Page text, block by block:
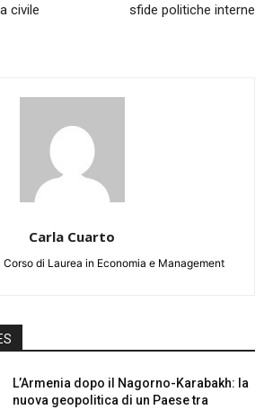
civile
sfide politiche interne
Carla Cuarto
di Laurea in Economia e Management
L’Armenia dopo il Nagorno-Karabakh: la
nuova geopolitica di un Paese tra